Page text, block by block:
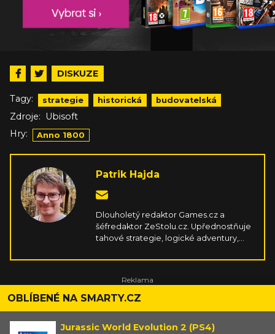
DISKUZE
Tagy: strategie historická budovatelská
Zdroje: Ubisoft
Hry:
Anno 1800
Patrik Hajda
Dlouholetý redaktor Games.cz a
šéfredaktor ZeStolu.cz. Upřednostňuje
tahové strategie, logické adventury,
co vyplodí kreativní indie scéna. Hraje
Decku. V rámci stolních her miluje
příběhové koopy s kampaněmi a velmi
OBLÍBENÉ NA SMARTY.CZ
Jurassic World Evolution 2 (PS4)